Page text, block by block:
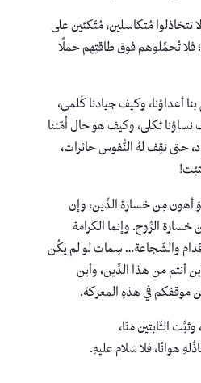
تتخاذلوا مُتكاسلين، مُتّكئين على
فلا تُحمِّلوهم فوق طاقتِهم حملًا
أعداؤنا، وكيف جيادنا كَلمى،
ثكلى، وكيف هو حال أُمّتنا
حتى تقِف لهُ النُّفوس حائرات،
أهون مِن خسارة الدِّين، وإن
الرُّوح. وإنما الكرامة
والشّجاعة… سِمات لو لم يكُن
أنتم من هذا الدِّين، وأين
موقفكم في هذهِ المعركة.
الثّابتين منّا،
هوانًا، فلا سَلام عليهِ.